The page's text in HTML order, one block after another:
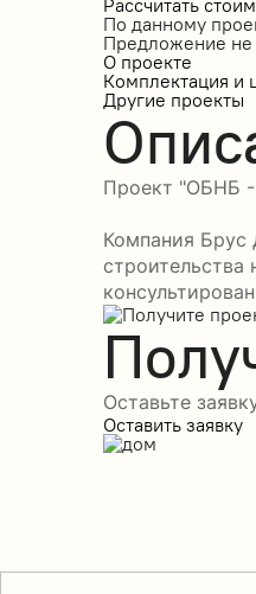
Рассчитать
По данному
Предложение не
О проекте
Комплектация и
Другие проекты
Проект "ОБНБ -
Компания Брус
Оставьте
Оставить заявку